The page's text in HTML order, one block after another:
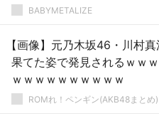
BABYMETALIZE
【画像】元乃木坂46・川村
果てた姿で発見されるｗｗ
ｗｗｗｗｗｗｗｗｗｗ
ROMれ！ペンギン(AKB48まとめ)